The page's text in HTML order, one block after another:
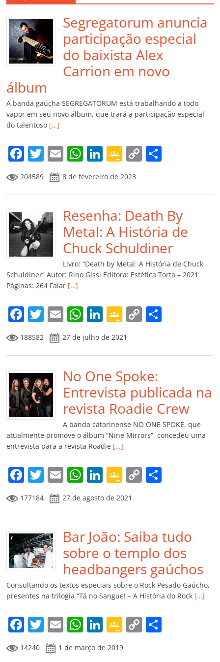
Segregatorum anuncia
participação especial
do baixista Alex
Carrion em novo
álbum
A banda gaúcha SEGREGATORUM está trabalhando a todo
vapor em seu novo álbum, que trará a participação especial
do talentoso […]
F
a
c
e
b
o
o
k
T
w
itt
er
E
m
ai
l
W
at
s
A
p
p
Li
k
e
dI
n
G
o
o
gl
e
Cl
a
ss
ro
m
C
y
Li
n
k
p
ar
til
h
ar
204589 8 de fevereiro de 2023
Resenha: Death By
Metal: A História de
Chuck Schuldiner
Livro: “Death by Metal: A História de Chuck
Schuldiner” Autor: Rino Gissi Editora: Estética Torta – 2021
Páginas: 264 Falar […]
F
a
c
e
b
o
o
k
T
w
itt
er
E
m
ai
l
W
h
at
s
A
p
p
Li
n
k
e
dI
n
G
o
o
gl
e
Cl
a
ss
ro
o
m
C
y
Li
n
k
p
til
h
ar
188582 27 de julho de 2021
No One Spoke:
Entrevista publicada na
revista Roadie Crew
A banda catarinense NO ONE SPOKE, que
atualmente promove o álbum “Nine Mirrors”, concedeu uma
entrevista para a revista Roadie […]
F
a
c
e
b
o
o
k
T
w
itt
er
E
m
ai
l
W
at
s
A
p
p
Li
n
k
e
dI
n
G
o
o
gl
e
Cl
a
ss
ro
o
m
C
y
Li
n
k
p
ar
til
h
ar
177184 27 de agosto de 2021
Bar João: Saiba tudo
sobre o templo dos
headbangers gaúchos
Consultando os textos especiais sobre o Rock Pesado Gaúcho,
presentes na trilogia “Tá no Sangue! – A História do Rock […]
F
a
c
T
w
itt
E
m
ai
W
at
Li
n
k
G
o
o
C
14240 1 de março de 2019